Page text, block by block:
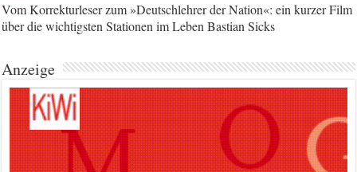
Vom Korrekturleser zum »Deutschlehrer der Nation«: ein kurzer Film
über die wichtigsten Stationen im Leben Bastian Sicks
Anzeige